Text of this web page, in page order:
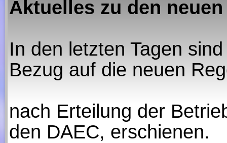
Aktuelles zu den
In den letzten Tagen
Bezug auf die neuen
nach Erteilung der
den DAEC, erschienen.